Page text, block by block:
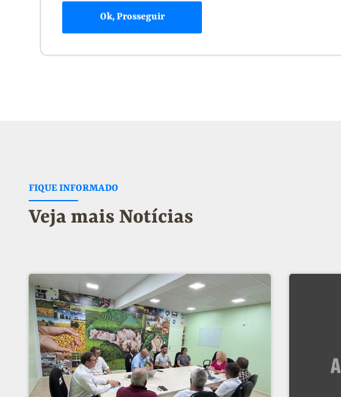
Ok, Prosseguir
FIQUE INFORMADO
Veja mais Notícias